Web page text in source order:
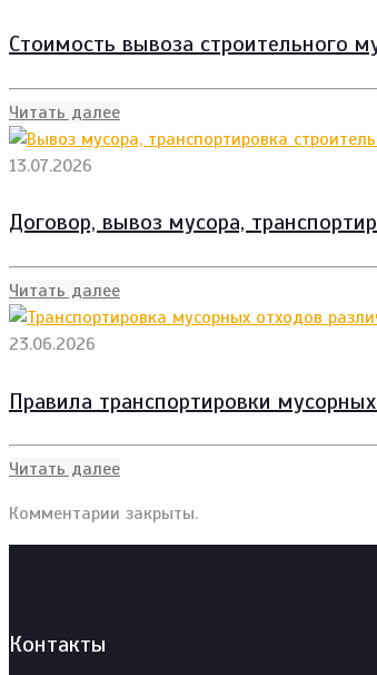
Стоимость вывоза строительного
Читать далее
13.07.2026
Договор, вывоз мусора,
Читать далее
23.06.2026
Правила транспортировки
Читать далее
Комментарии закрыты.
Контакты